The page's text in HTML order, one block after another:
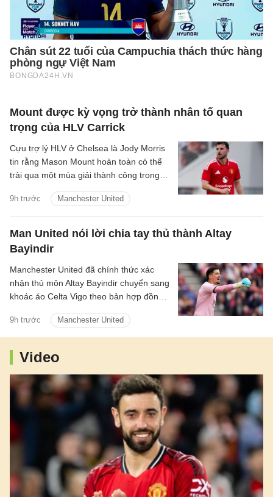
Mount được kỳ vọng trở thành nhân tố quan
trọng của HLV Carrick
9h trước Manchester United
Cựu trợ lý HLV ở Chelsea là Jody Morris
tin rằng Mason Mount hoàn toàn có thể
trải qua một mùa giải thành công trong
những nhân tố quan trọng dưới thời HLV
Michael Carrick.
Man United nói lời chia tay thủ thành Altay
Bayindir
9h trước Manchester United
Manchester United đã chính thức xác
nhận thủ môn Altay Bayindir chuyển sang
khoác áo Celta Vigo theo bản hợp đồng
Video